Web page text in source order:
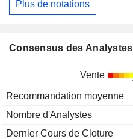
Plus de notations
Consensus des Analystes
Vente
Recommandation moyenne
Nombre d'Analystes
Dernier Cours de Cloture